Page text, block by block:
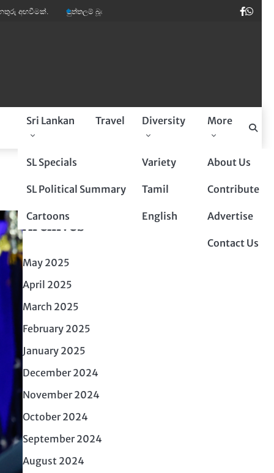
පුත්තලම් බූරුවන් ඉතාලියේ මාර ඩිමාන්ඩ්. කවි ලොව පෙරළියක් කළ ‘සුදෝසුදු’
Sri Lankan
SL Specials
SL Political Summary
Cartoons
Travel Diversity
Variety
Tamil
English
More
About Us
Contribute
Advertise
Contact Us
Sponsored By
Archives
May 2025
April 2025
March 2025
February 2025
January 2025
December 2024
November 2024
October 2024
September 2024
August 2024